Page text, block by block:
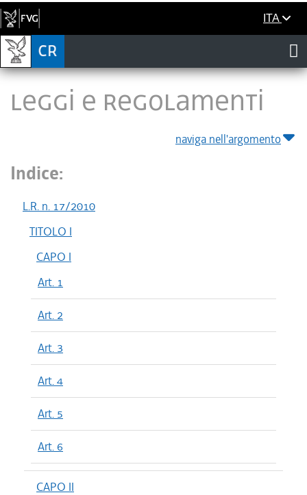
ITA
LEGGI E REGOLAMENTI
naviga nell'argomento
Indice:
L.R. n. 17/2010
TITOLO I
CAPO I
Art. 1
Art. 2
Art. 3
Art. 4
Art. 5
Art. 6
CAPO II